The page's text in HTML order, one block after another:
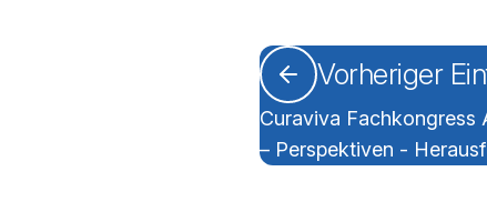
Vorheriger
Curaviva Fachkongress
– Perspektiven -